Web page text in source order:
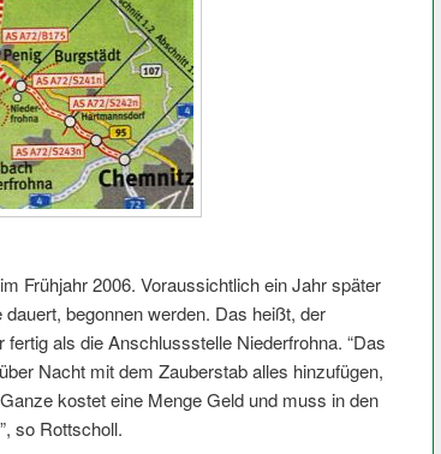
Frühjahr 2006. Voraussichtlich ein Jahr später
begonnen werden. Das heißt, der
als die Anschlussstelle Niederfrohna. “Das
Nacht mit dem Zauberstab alles hinzufügen,
kostet eine Menge Geld und muss in den
so Rottscholl.